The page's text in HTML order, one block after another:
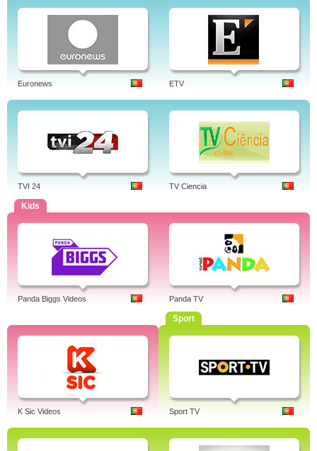
Euronews ETV
TVI 24 TV Ciencia
Kids
Panda Biggs Videos Panda TV
K Sic Videos
Sport
Sport TV